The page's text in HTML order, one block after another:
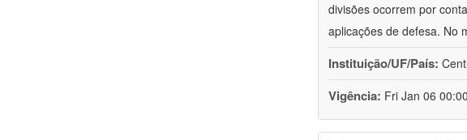
divisões ocorrem por
aplicações de defesa. No
Instituição/UF/País:
Vigência: Fri Jan 06